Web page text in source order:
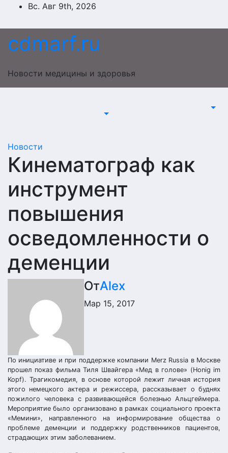
Перейти
содержимому
Вс. Авг 9th, 2026
cdmarf.ru
Новости медицины и здоровья
Новости
Кинематограф как
инструмент
повышения
осведомленности о
деменции
ОтAlex
Мар 15, 2017
По инициативе и при поддержке компании Merz Russia в Москве
прошел показ фильма Тиля Швайгера «Мед в голове» (Honig im
Kopf). Трагикомедия, в основе которой лежит личная история
этого немецкого актера и режиссера, рассказывает о буднях
пожилого человека с развивающейся болезнью Альцгеймера.
Мероприятие было организовано в рамках социального проекта
«Мемини», направленного на информирование общества о
проблеме деменции и поддержку родственников пациентов,
страдающих этим заболеванием.